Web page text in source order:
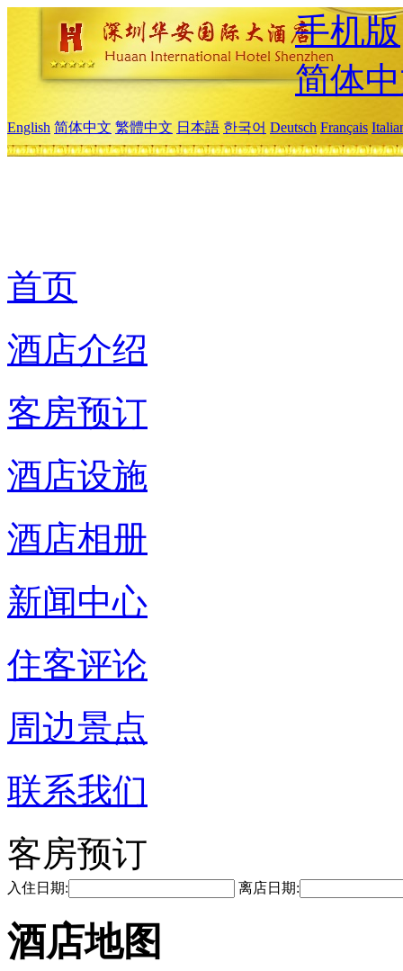
手机版
简体
English 简体中文 繁體中文 日本語 한국어 Deutsch Français
首页
酒店介绍
客房预订
酒店设施
酒店相册
新闻中心
住客评论
周边景点
联系我们
客房预订
入住日期: 离店日期:
酒店地图